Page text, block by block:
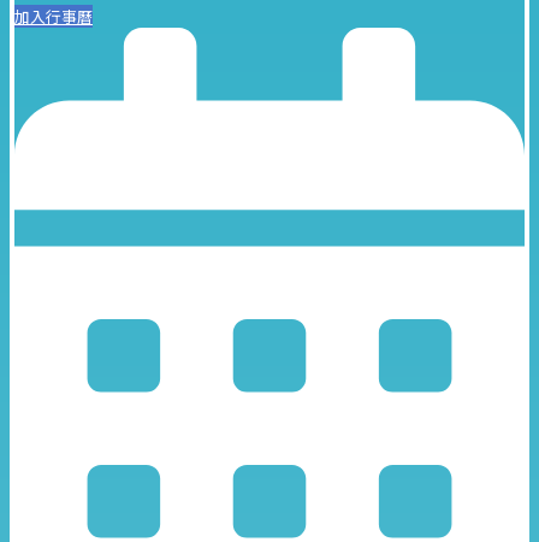
加入行事曆